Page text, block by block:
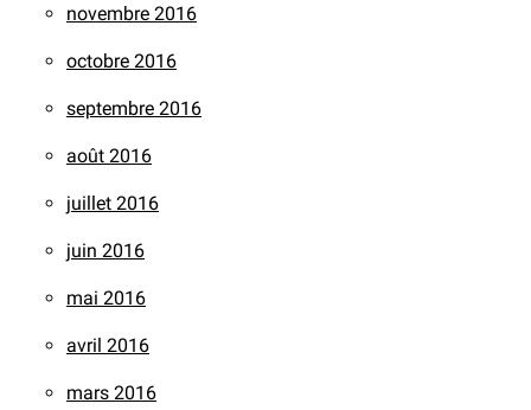
novembre 2016
octobre 2016
septembre 2016
août 2016
juillet 2016
juin 2016
mai 2016
avril 2016
mars 2016